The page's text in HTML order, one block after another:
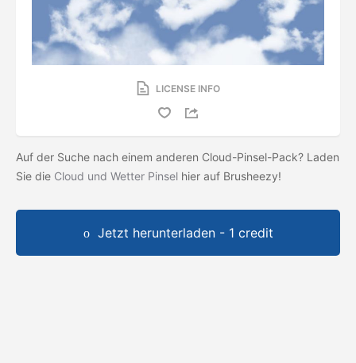
LICENSE INFO
Auf der Suche nach einem anderen Cloud-Pinsel-Pack? Laden
Sie die Cloud und Wetter Pinsel hier auf Brusheezy!
Jetzt herunterladen - 1 credit